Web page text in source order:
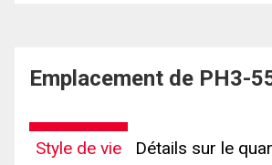
Emplacement de PH3-
Style de vie Détails sur le